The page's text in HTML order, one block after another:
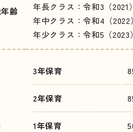
齢
年長クラス：令和3（2021
年中クラス：令和4（
年少クラス：令和5（2023
3年保育
2年保育
1年保育